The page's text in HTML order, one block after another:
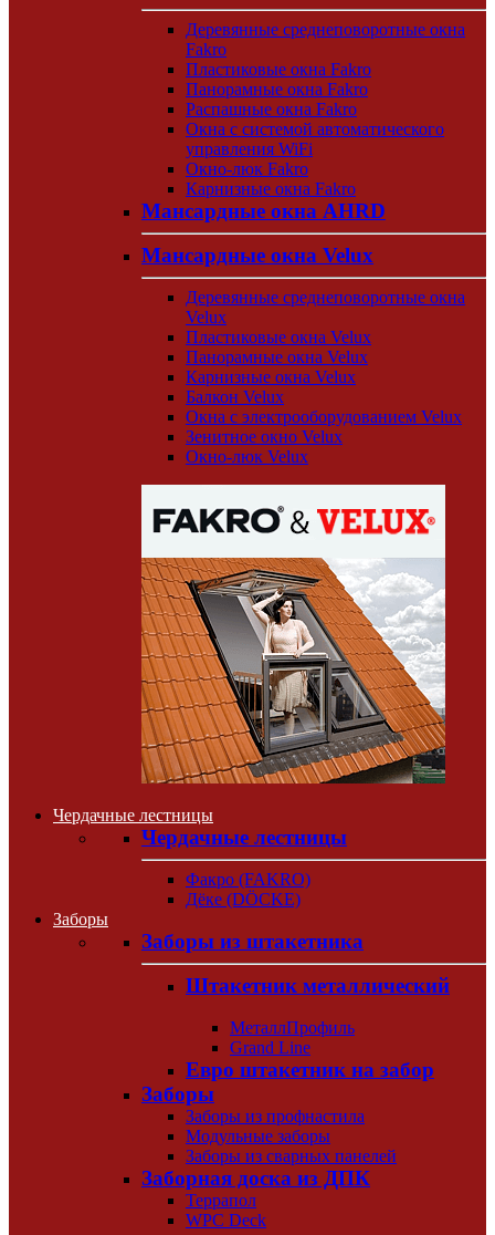
Деревянные среднеповоротные окна
Fakro
Пластиковые окна Fakro
Панорамные окна Fakro
Распашные окна Fakro
Окна с системой автоматического
управления WiFi
Окно-люк Fakro
Карнизные окна Fakro
Мансардные окна AHRD
Мансардные окна Velux
Деревянные среднеповоротные окна
Velux
Пластиковые окна Velux
Панорамные окна Velux
Карнизные окна Velux
Балкон Velux
Окна с электрооборудованием Velux
Зенитное окно Velux
Окно-люк Velux
Чердачные лестницы
Чердачные лестницы
Факро (FAKRO)
Дёке (DÖCKE)
Заборы
Заборы из штакетника
Штакетник металлический
МеталлПрофиль
Grand Line
Евро штакетник на забор
Заборы
Заборы из профнастила
Модульные заборы
Заборы из сварных панелей
Заборная доска из ДПК
Террапол
WPC Deck